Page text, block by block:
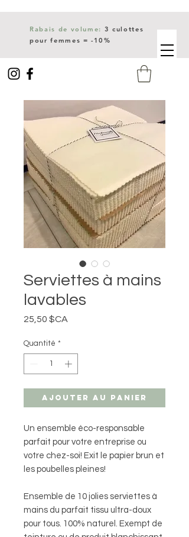
Livraison gratuite dès 150$
Rabais de volume: 3 culottes
pour femmes = -10%
Serviettes à mains
lavables
25,50 $CA
Quantité *
Ajouter au panier
Un ensemble éco-responsable
parfait pour votre entreprise ou
votre chez-soi! Exit le papier brun et
les poubelles pleines!
Ensemble de 10 jolies serviettes à
mains du parfait tissu ultra-doux
pour tous. 100% naturel. Exempt de